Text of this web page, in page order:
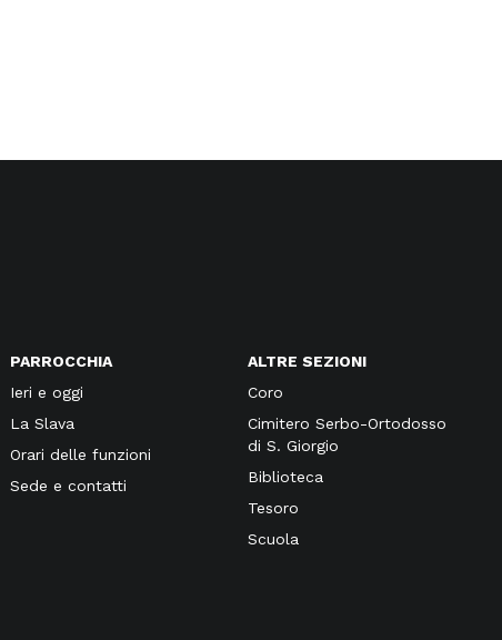
PARROCCHIA
Ieri e oggi
La Slava
Orari delle funzioni
Sede e contatti
ALTRE SEZIONI
Coro
Cimitero Serbo-Ortodosso
di S. Giorgio
Biblioteca
Tesoro
Scuola